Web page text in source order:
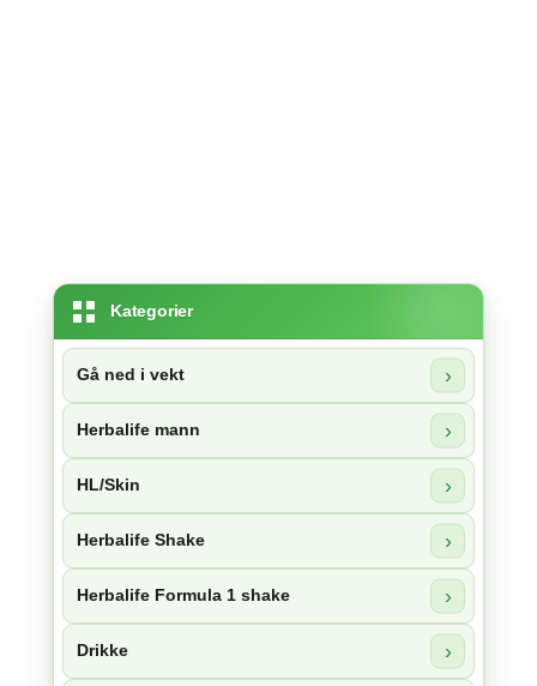
Kategorier
Gå ned i vekt
Herbalife mann
HL/Skin
Herbalife Shake
Herbalife Formula 1 shake
Drikke